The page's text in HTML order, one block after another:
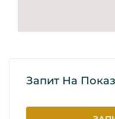
Запит На Показ